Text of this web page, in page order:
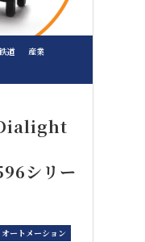
道
産業
Dialight
シリー
オートメーション